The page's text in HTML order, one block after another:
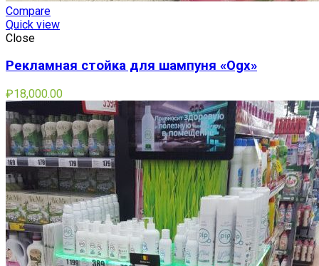
Compare
Quick view
Close
Рекламная стойка для шампуня «Ogx»
₽18,000.00